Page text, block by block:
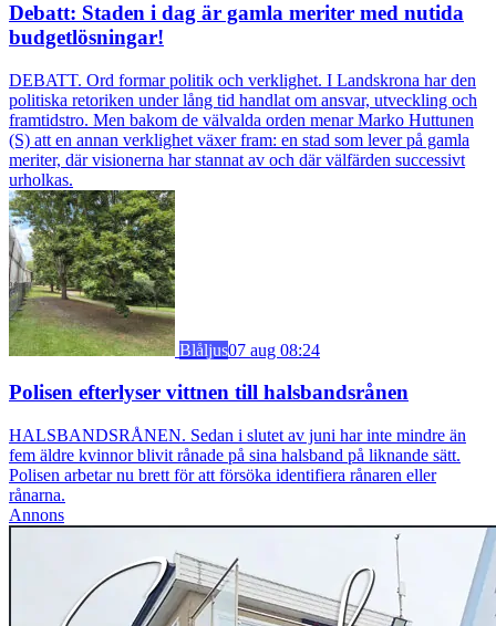
Debatt: Staden i dag är gamla meriter med nutida
budgetlösningar!
DEBATT. Ord formar politik och verklighet. I Landskrona har den
politiska retoriken under lång tid handlat om ansvar, utveckling och
framtidstro. Men bakom de välvalda orden menar Marko Huttunen
(S) att en annan verklighet växer fram: en stad som lever på gamla
meriter, där visionerna har stannat av och där välfärden successivt
urholkas.
Blåljus07 aug 08:24
Polisen efterlyser vittnen till halsbandsrånen
HALSBANDSRÅNEN. Sedan i slutet av juni har inte mindre än
fem äldre kvinnor blivit rånade på sina halsband på liknande sätt.
Polisen arbetar nu brett för att försöka identifiera rånaren eller
rånarna.
Annons